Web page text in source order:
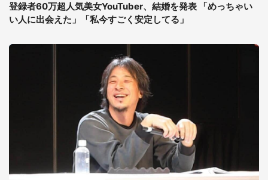
登録者60万超人気美女YouTuber、結婚を発表 「めっちゃい
い人に出会えた」「私今すごく安定してる」